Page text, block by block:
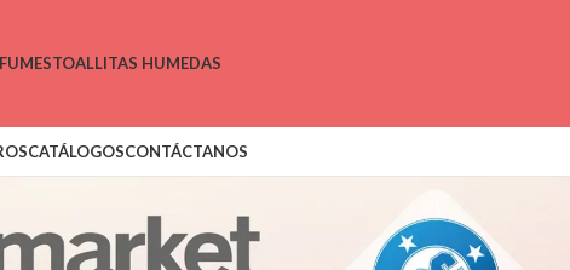
TOALLITAS HUMEDAS
CATÁLOGOSCONTÁCTANOS